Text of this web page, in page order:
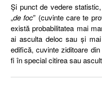
Și punct de vedere
„de foc” (cuvinte care te
există probabilitatea mai
ai asculta deloc sau și
edifică, cuvinte ziditoare
fi în special citirea sau